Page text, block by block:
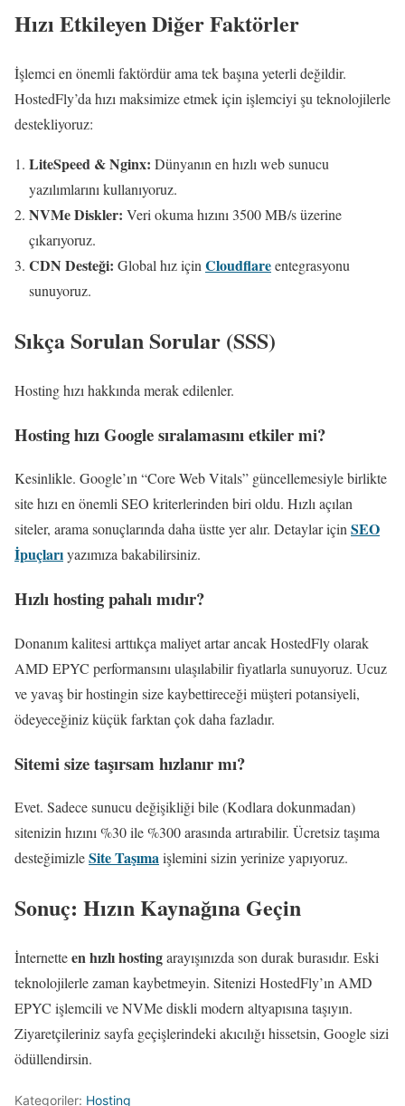
Hızı Etkileyen Diğer Faktörler
İşlemci en önemli faktördür ama tek başına yeterli değildir.
HostedFly’da hızı maksimize etmek için işlemciyi şu teknolojilerle
destekliyoruz:
LiteSpeed & Nginx: Dünyanın en hızlı web sunucu
yazılımlarını kullanıyoruz.
NVMe Diskler: Veri okuma hızını 3500 MB/s üzerine
çıkarıyoruz.
CDN Desteği: Global hız için Cloudflareentegrasyonu
sunuyoruz.
Sıkça Sorulan Sorular (SSS)
Hosting hızı hakkında merak edilenler.
Hosting hızı Google sıralamasını etkiler mi?
Kesinlikle. Google’ın “Core Web Vitals” güncellemesiyle birlikte
site hızı en önemli SEO kriterlerinden biri oldu. Hızlı açılan
siteler, arama sonuçlarında daha üstte yer alır. Detaylar içinSEO
İpuçlarıyazımıza bakabilirsiniz.
Hızlı hosting pahalı mıdır?
Donanım kalitesi arttıkça maliyet artar ancak HostedFly olarak
AMD EPYC performansını ulaşılabilir fiyatlarla sunuyoruz. Ucuz
ve yavaş bir hostingin size kaybettireceği müşteri potansiyeli,
ödeyeceğiniz küçük farktan çok daha fazladır.
Sitemi size taşırsam hızlanır mı?
Evet. Sadece sunucu değişikliği bile (Kodlara dokunmadan)
sitenizin hızını %30 ile %300 arasında artırabilir. Ücretsiz taşıma
desteğimizleSite Taşımaişlemini sizin yerinize yapıyoruz.
Sonuç: Hızın Kaynağına Geçin
İnternetteen hızlı hostingarayışınızda son durak burasıdır. Eski
teknolojilerle zaman kaybetmeyin. Sitenizi HostedFly’ın AMD
EPYC işlemcili ve NVMe diskli modern altyapısına taşıyın.
Ziyaretçileriniz sayfa geçişlerindeki akıcılığı hissetsin, Google sizi
ödüllendirsin.
Kategoriler: Hosting